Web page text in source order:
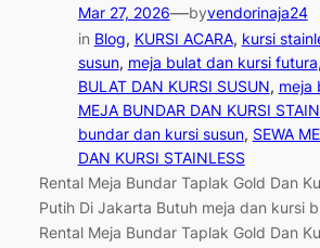
Mar 27, 2026—byvendorinaja24
in Blog, KURSI ACARA, kursi
susun, meja bulat dan kursi futura,
BULAT DAN KURSI SUSUN, meja
MEJA BUNDAR DAN KURSI
bundar dan kursi susun, SEWA
DAN KURSI STAINLESS
Rental Meja Bundar Taplak Gold Dan
Putih Di Jakarta Butuh meja dan kursi
Rental Meja Bundar Taplak Gold Dan